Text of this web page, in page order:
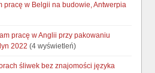
pracę w Belgii na budowie, Antwerpia
pracę w Anglii przy pakowaniu
2022 (4 wyświetleń)
śliwek bez znajomości języka